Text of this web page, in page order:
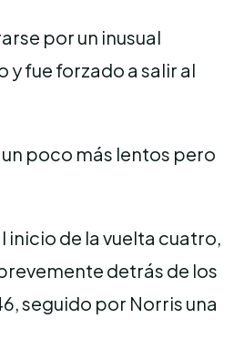
por un inusual
fue forzado a salir al
un poco más lentos pero
inicio de la vuelta cuatro,
detrás de los
seguido por Norris una